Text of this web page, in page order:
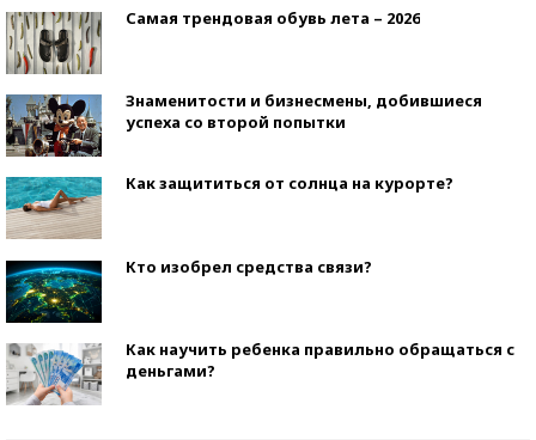
Самая трендовая обувь лета – 2026
Знаменитости и бизнесмены, добившиеся
успеха со второй попытки
Как защититься от солнца на курорте?
Кто изобрел средства связи?
Как научить ребенка правильно обращаться с
деньгами?